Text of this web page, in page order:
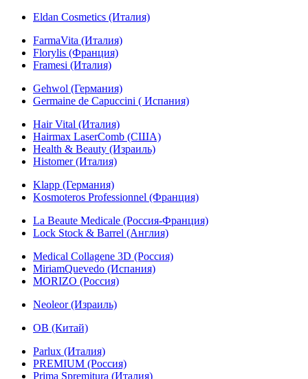
Eldan Cosmetics (Италия)
FarmaVita (Италия)
Florylis (Франция)
Framesi (Италия)
Gehwol (Германия)
Germaine de Capuccini ( Испания)
Hair Vital (Италия)
Hairmax LaserComb (США)
Health & Beauty (Израиль)
Histomer (Италия)
Klapp (Германия)
Kosmoteros Professionnel (Франция)
La Beaute Medicale (Россия-Франция)
Lock Stock & Barrel (Англия)
Medical Collagene 3D (Россия)
MiriamQuevedo (Испания)
MORIZO (Россия)
Neoleor (Израиль)
OB (Китай)
Parlux (Италия)
PREMIUM (Россия)
Prima Spremitura (Италия)